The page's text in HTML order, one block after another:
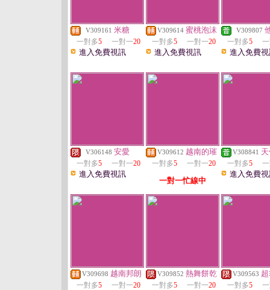
V309161 米糖
一對多5 一對一20
進入免費視訊
V309614 蜜桃泡沫
一對多5 一對一20
進入免費視訊
V309807
一對多5
進入免費
V306148 安愛
一對多5 一對一20
進入免費視訊
V309612 越南的璀
一對多5 一對一20
一對一忙線中
V308841
一對多5
進入免費
V309698 越南邦朗
一對多5 一對一20
V309852 熱舞餅乾
一對多5 一對一20
V309563
一對多5